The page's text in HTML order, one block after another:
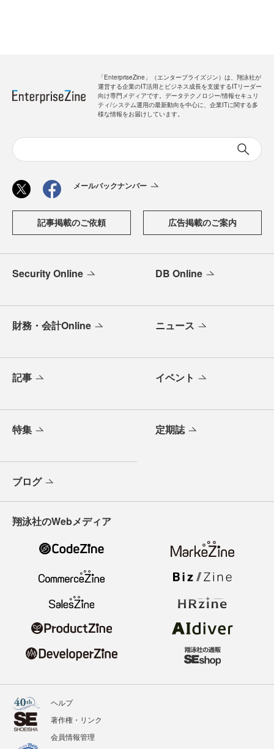
「EnterpriseZine」（エンタープライズジン）は、翔泳社が
運営する企業のIT活用とビジネス成長を支援するITリーダー
向け専門メディアです。データテクノロジー/情報セキュリ
ティ/システム運用の最新動向を中心に、企業ITに関する多
様な情報をお届けしています。
メールバックナンバー
記事掲載のご依頼 広告掲載のご案内
Security Online DB Online
財務・会計Online ニュース
記事 イベント
特集 定期誌
ブログ
翔泳社のWebメディア
ヘルプ
著作権・リンク
会員情報管理